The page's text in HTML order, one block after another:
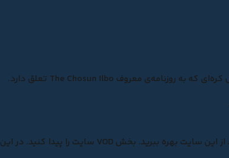
کانال «TV Chosun» توسط شرکت رسانه‌ای Chosun پشتیبانی می‌شود. کانال کره‌ای که به روزنامه‌‌ی معروف The Chosun Ilbo تعلق دارد.
اگر تمایل دارید که برنامه‌ی مورد نظر خود را انتخاب کنید، هنوز هم می‌توانید از این سایت بهره ببرید. بخش VOD سایت را پیدا کنید. در این